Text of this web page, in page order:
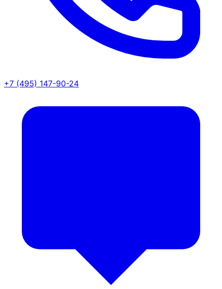
+7 (495) 147-90-24